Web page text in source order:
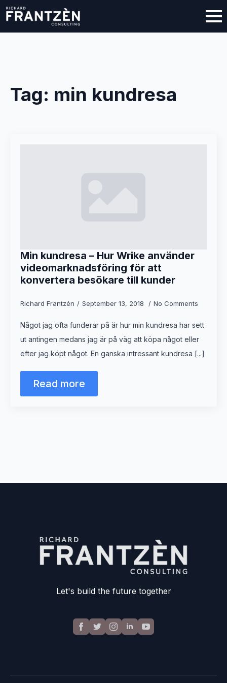
Tag: min kundresa
Min kundresa – Hur Wrike använder
videomarknadsföring för att
konvertera besökare till kunder
Richard Frantzén September 13, 2018 No Comments
Något jag ofta funderar på är hur min kundresa har sett
ut antingen medans jag är på väg att köpa något eller
efter jag köpt något. En ganska intressant kundresa [...]
Read more
Let's build the future together